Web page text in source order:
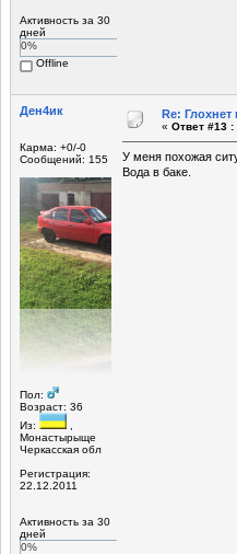
Активность за 30
дней
0%
Offline
Ден4ик
Карма: +0/-0
Сообщений: 155
Пол:
Возраст: 36
Из:
Монастырыще
Черкасская обл
Регистрация:
22.12.2011
Активность за 30
дней
0%
Re: Глохнет
« Ответ #13 :
У меня похожая
Вода в баке.